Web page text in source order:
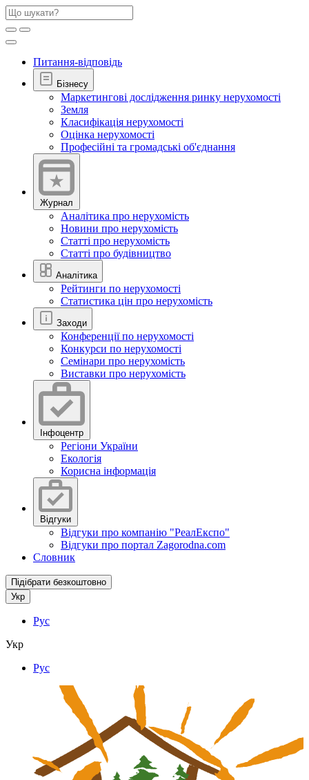
Питання-відповідь
Бізнесу
Маркетингові дослідження ринку нерухомості
Земля
Класифікація нерухомості
Оцінка нерухомості
Професійні та громадські об'єднання
Журнал
Аналітика про нерухомість
Новини про нерухомість
Статті про нерухомість
Статті про будівництво
Аналітика
Рейтинги по нерухомості
Статистика цін про нерухомість
Заходи
Конференції по нерухомості
Конкурси по нерухомості
Семінари про нерухомість
Виставки про нерухомість
Інфоцентр
Регіони України
Екологія
Корисна інформація
Відгуки
Відгуки про компанію "РеалЕкспо"
Відгуки про портал Zagorodna.com
Словник
Підібрати безкоштовно
Укр
Рус
Укр
Рус